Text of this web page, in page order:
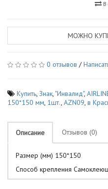
В
МОЖНО
0 отзывов /
Купить, Знак, "Инвалид",
150*150 мм, 1шт., AZN09, в
Описание Отзывов (0)
Размер (мм) 150*150
Способ крепления